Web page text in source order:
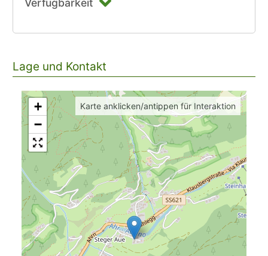
Lage und Kontakt
+
−
Karte anklicken/antippen für Interaktion